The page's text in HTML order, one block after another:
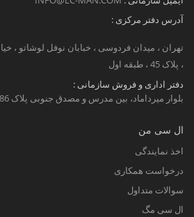
آدرس دفتر مرکزی :
تهران ، میدان فردوسی ، خبابان نوفل لوشاتو ،
، پلاک 45 ، طبقه اول
دفتر اداری و فروش سازمانی :
بلوار میرداماد، بین مدرس و مصدق جنوبی پلاک 286 طبقه اول
ال سی من
اخذ نمایندگی
درخواست همکاری
سوالات متداول
ال سی مگ